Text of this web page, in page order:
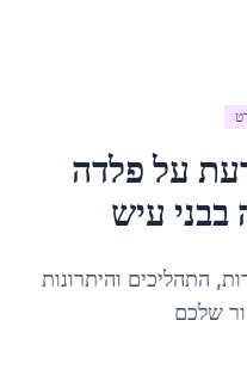
עלפלדה
בבני עיש
התהליכים והיתרונות
שלכם